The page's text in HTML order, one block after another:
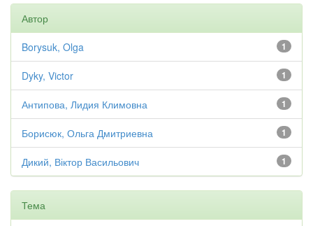
Автор
1
Borysuk, Olga
1
Dyky, Victor
1
Антипова, Лидия Климовна
1
Борисюк, Ольга Дмитриевна
1
Дикий, Віктор Васильович
Тема